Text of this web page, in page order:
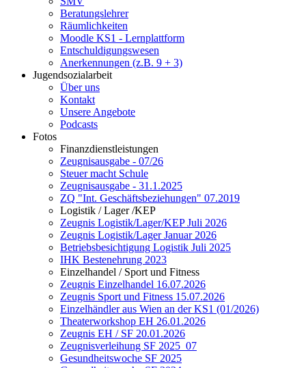
Beratungslehrer
Räumlichkeiten
Moodle KS1 - Lernplattform
Entschuldigungswesen
Anerkennungen (z.B. 9 + 3)
Jugendsozialarbeit
Über uns
Kontakt
Unsere Angebote
Podcasts
Fotos
Finanzdienstleistungen
Zeugnisausgabe - 07/26
Steuer macht Schule
Zeugnisausgabe - 31.1.2025
ZQ "Int. Geschäftsbeziehungen" 07.2019
Logistik / Lager /KEP
Zeugnis Logistik/Lager/KEP Juli 2026
Zeugnis Logistik/Lager Januar 2026
Betriebsbesichtigung Logistik Juli 2025
IHK Bestenehrung 2023
Einzelhandel / Sport und Fitness
Zeugnis Einzelhandel 16.07.2026
Zeugnis Sport und Fitness 15.07.2026
Einzelhändler aus Wien an der KS1 (01/2026)
Theaterworkshop EH 26.01.2026
Zeugnis EH / SF 20.01.2026
Zeugnisverleihung SF 2025_07
Gesundheitswoche SF 2025